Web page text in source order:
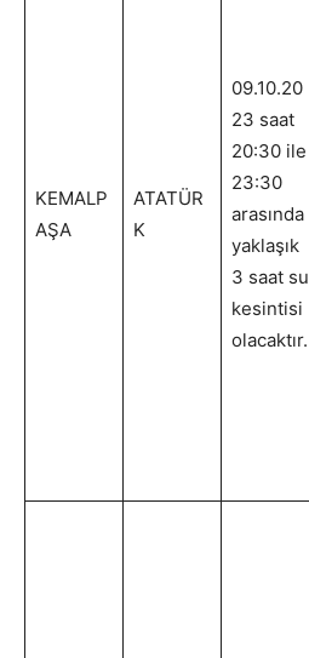
KEMALP
AŞA
ATATÜR
K
09.10.20
23 saat
20:30 ile
23:30
arasında
yaklaşık
3 saat su
kesintisi
olacaktır.